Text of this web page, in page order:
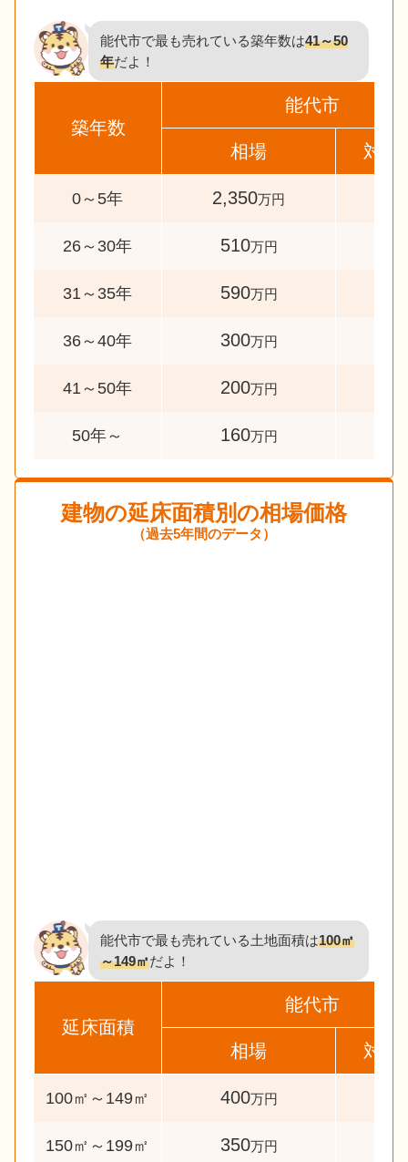
能代市で最も売れている築年数は41～50
年だよ！
築年数
能代市
相場 対象
0～5年 2,350万円
26～30年 510万円
31～35年 590万円
36～40年 300万円
41～50年 200万円
50年～ 160万円
建物の延床面積別の相場価格
（過去5年間のデータ）
能代市で最も売れている土地面積は100㎡
～149㎡だよ！
延床面積
能代市
相場 対象
100㎡～149㎡ 400万円
150㎡～199㎡ 350万円